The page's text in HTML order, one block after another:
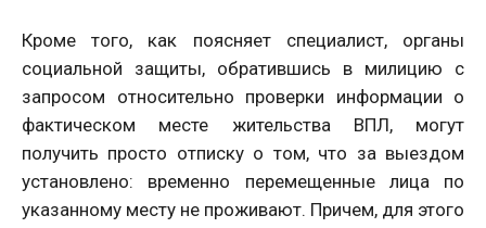
Кроме того, как поясняет специалист, органы
социальной защиты, обратившись в милицию с
запросом относительно проверки информации о
фактическом месте жительства ВПЛ, могут
получить просто отписку о том, что за выездом
установлено: временно перемещенные лица по
указанному месту не проживают. Причем, для этого